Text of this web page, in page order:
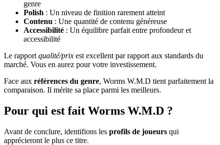
genre
Polish : Un niveau de finition rarement atteint
Contenu : Une quantité de contenu généreuse
Accessibilité : Un équilibre parfait entre profondeur et
accessibilité
Le rapport qualité/prix est excellent par rapport aux standards du
marché. Vous en aurez pour votre investissement.
Face aux références du genre, Worms W.M.D tient parfaitement la
comparaison. Il mérite sa place parmi les meilleurs.
Pour qui est fait Worms W.M.D ?
Avant de conclure, identifions les profils de joueurs qui
apprécieront le plus ce titre.